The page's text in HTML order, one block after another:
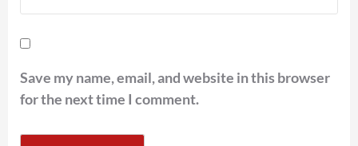
Save my name, email, and website in this browser
for the next time I comment.